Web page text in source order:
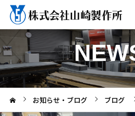
お知らせ・ブログ ブログ